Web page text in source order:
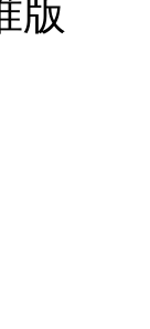
版